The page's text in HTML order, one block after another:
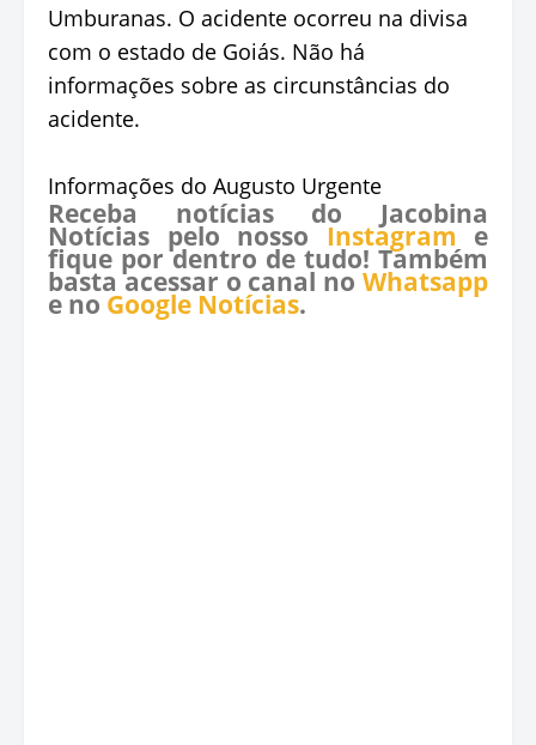
Umburanas. O acidente ocorreu na divisa
com o estado de Goiás. Não há
informações sobre as circunstâncias do
acidente.
Informações do Augusto Urgente
Receba notícias do Jacobina
Notícias pelo nosso Instagram e
fique por dentro de tudo! Também
basta acessar o canal no Whatsapp
e no Google Notícias.